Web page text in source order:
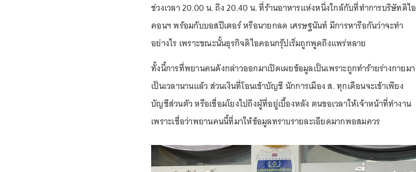
ช่วงเวลา 20.00 น. ถึง 20.40 น. ที่ร้านอาหารแห่งหนึ่งใกล้กับที่ทำการบริษัทดิไอ
คอนฯ พร้อมกับบอสปีเตอร์ หรือนายกลด เศรษฐนันท์ มีการหารือกันว่าจะทำ
อย่างไร เพราะขณะนั้นธุรกิจดิไอคอนกรุ๊ปเริ่มถูกพูดถึงแพร่หลาย
ทั้งนี้การที่พยานคนดังกล่าวออกมาเปิดเผยข้อมูลเป็นเพราะถูกทำร้ายร่างกายมา
เป็นเวลานานแล้ว ส่วนเงินที่โอนเข้าบัญชี นักการเมือง ส. ทุกเดือนจะเข้าเพียง
บัญชีส่วนตัว หรือเชื่อมโยงไปถึงผู้ที่อยู่เบื้องหลัง ตนขอเวลาให้เจ้าหน้าที่ทำงาน
เพราะเชื่อว่าพยานคนนี้ที่มาให้ข้อมูลทราบรายละเอียดมากพอสมควร